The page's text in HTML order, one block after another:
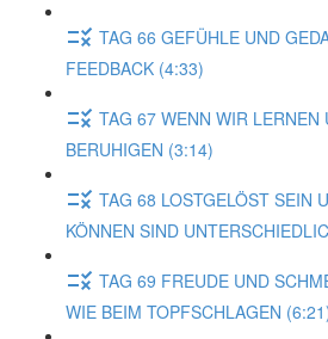
TAG 66 GEFÜHLE UND
FEEDBACK (4:33)
TAG 67 WENN WIR LERNEN
BERUHIGEN (3:14)
TAG 68 LOSTGELÖST SEIN
KÖNNEN SIND
TAG 69 FREUDE UND
WIE BEIM TOPFSCHLAGEN